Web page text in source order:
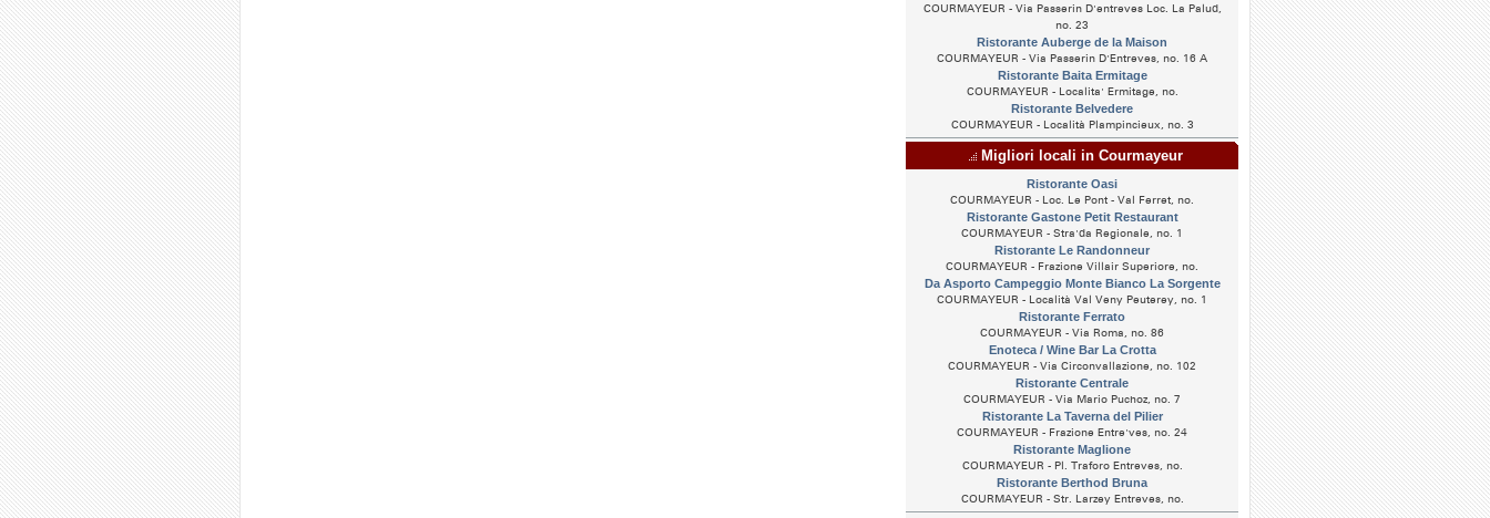
COURMAYEUR - Via Passerin D'entreves Loc. La Palud,
no. 23
Ristorante Auberge de la Maison
COURMAYEUR - Via Passerin D'Entreves, no. 16 A
Ristorante Baita Ermitage
COURMAYEUR - Localita' Ermitage, no.
Ristorante Belvedere
COURMAYEUR - Località Plampincieux, no. 3
Migliori locali in Courmayeur
Ristorante Oasi
COURMAYEUR - Loc. Le Pont - Val Ferret, no.
Ristorante Gastone Petit Restaurant
COURMAYEUR - Stra'da Regionale, no. 1
Ristorante Le Randonneur
COURMAYEUR - Frazione Villair Superiore, no.
Da Asporto Campeggio Monte Bianco La Sorgente
COURMAYEUR - Località Val Veny Peuterey, no. 1
Ristorante Ferrato
COURMAYEUR - Via Roma, no. 86
Enoteca / Wine Bar La Crotta
COURMAYEUR - Via Circonvallazione, no. 102
Ristorante Centrale
COURMAYEUR - Via Mario Puchoz, no. 7
Ristorante La Taverna del Pilier
COURMAYEUR - Frazione Entre'ves, no. 24
Ristorante Maglione
COURMAYEUR - Pl. Traforo Entreves, no.
Ristorante Berthod Bruna
COURMAYEUR - Str. Larzey Entreves, no.